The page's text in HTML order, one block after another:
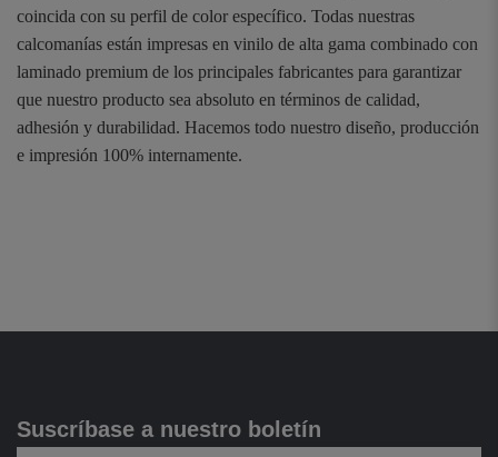
coincida con su perfil de color específico. Todas nuestras
calcomanías están impresas en vinilo de alta gama combinado con
laminado premium de los principales fabricantes para garantizar
que nuestro producto sea absoluto en términos de calidad,
adhesión y durabilidad. Hacemos todo nuestro diseño, producción
e impresión 100% internamente.
Suscríbase a nuestro boletín